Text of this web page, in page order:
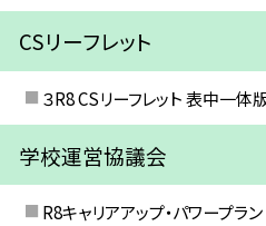
CSリーフレット
３R8 CSリーフレット 表中一
学校運営協議会
R8キャリアアップ・パワープラ